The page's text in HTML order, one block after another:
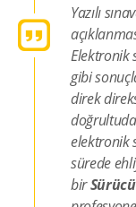
Yazılı
Elektronik
gibi
direk
elektronik
sürede
bir